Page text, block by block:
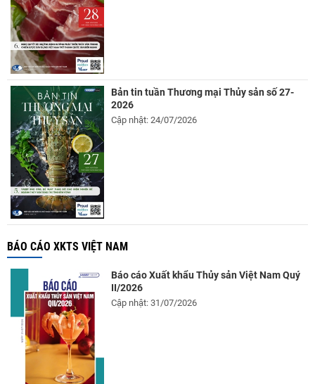
Bản tin tuần Thương mại Thủy sản số 27-
2026
Cập nhật: 24/07/2026
BÁO CÁO XKTS VIỆT NAM
Báo cáo Xuất khẩu Thủy sản Việt Nam Quý
II/2026
Cập nhật: 31/07/2026